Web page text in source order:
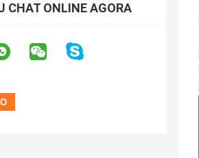
CHAT ONLINE AGORA